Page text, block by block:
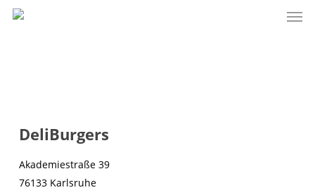
Skip
DeliBurgers
Akademiestraße 39
76133 Karlsruhe